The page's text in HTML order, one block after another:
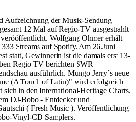
Aufzeichnung der Musik-Sendung
12 Mal auf Regio-TV ausgestrahlt
Wolfgang Ohmer erhält
Streams auf Spotify. Am 26.Juni
statt, Gewinnerin ist die damals erst 13-
Regio TV berichten SWR
ausführlich. Mungo Jerry´s neue
(A Touch of Latin)" wird erfolgreich
in den International-Heritage Charts.
DJ-Bobo - Entdecker und
( Fresh Music ). Veröffentlichung
Vinyl-CD Samplers.